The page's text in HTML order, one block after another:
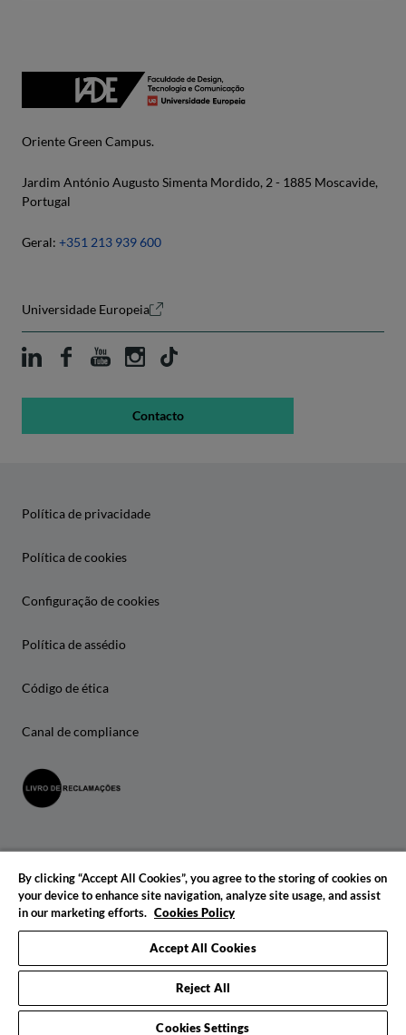
Pedido de informações
Oriente Green Campus.
Jardim António Augusto Simenta Mordido, 2 - 1885 Moscavide,
Portugal
Geral: +351 213 939 600
Universidade Europeia
Contacto
Política de privacidade
Política de cookies
Configuração de cookies
Política de assédio
Código de ética
Canal de compliance
© 2026 IADE. Todos os direitos reservados.
By clicking “Accept All Cookies”, you agree to the storing of cookies on
your device to enhance site navigation, analyze site usage, and assist
in our marketing efforts. Cookies Policy
Accept All Cookies
Reject All
Cookies Settings